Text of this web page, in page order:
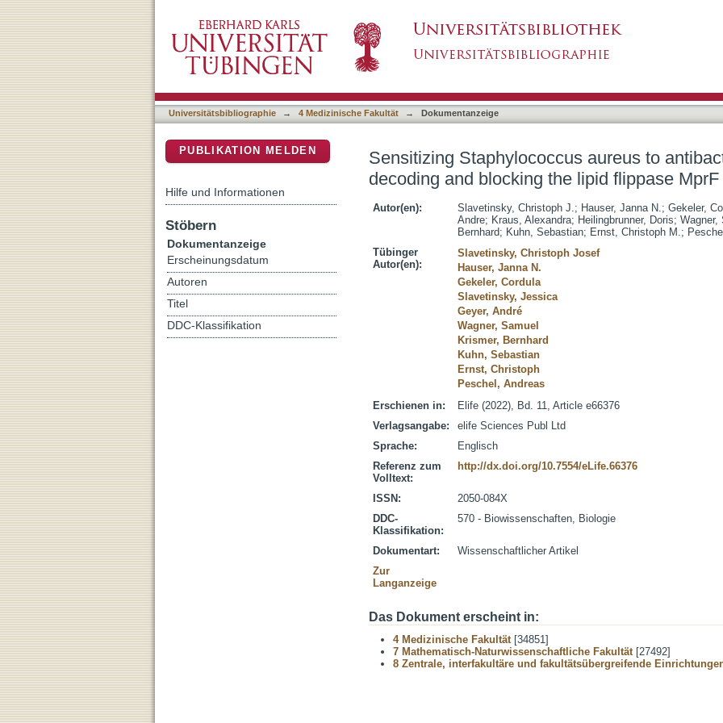
Sensitizing Staphylococcus aureus to antibacterial agents by decoding
flippase MprF
Universitätsbibliographie → 4 Medizinische Fakultät → Dokumentanzeige
Sensitizing Staphylococcus aureus to
decoding and blocking the lipid flippase MprF
Autor(en): Slavetinsky, Christoph J.; Hauser, Janna N.; Gekeler,
Andre; Kraus, Alexandra; Heilingbrunner, Doris; Wagner,
Bernhard; Kuhn, Sebastian; Ernst, Christoph M.;
Tübinger
Autor(en):
Slavetinsky, Christoph Josef
Hauser, Janna N.
Gekeler, Cordula
Slavetinsky, Jessica
Geyer, André
Wagner, Samuel
Krismer, Bernhard
Kuhn, Sebastian
Ernst, Christoph
Peschel, Andreas
Erschienen in:
Elife (2022), Bd. 11, Article e66376
Verlagsangabe:
elife Sciences Publ Ltd
Sprache:
Englisch
Referenz zum
Volltext:
http://dx.doi.org/10.7554/eLife.66376
ISSN:
2050-084X
DDC-
Klassifikation:
570 - Biowissenschaften, Biologie
Dokumentart:
Wissenschaftlicher Artikel
Zur
Langanzeige
Das Dokument erscheint in:
4 Medizinische Fakultät[34851]
7 Mathematisch-Naturwissenschaftliche Fakultät[27492]
8 Zentrale, interfakultäre und fakultätsübergreifende
PUBLIKATION MELDEN
Hilfe und Informationen
Stöbern
Dokumentanzeige
Erscheinungsdatum
Autoren
Titel
DDC-Klassifikation